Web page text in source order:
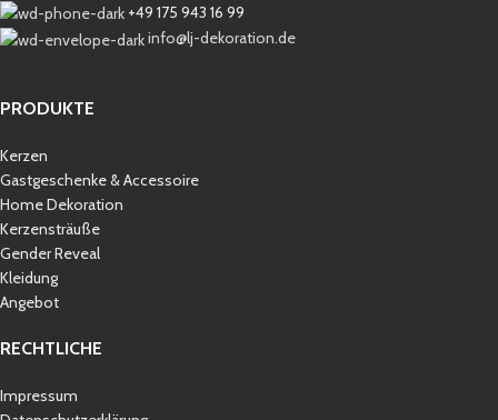
+49 175 943 16 99
info@lj-dekoration.de
PRODUKTE
Kerzen
Gastgeschenke & Accessoire
Home Dekoration
Kerzensträuße
Gender Reveal
Kleidung
Angebot
RECHTLICHE
Impressum